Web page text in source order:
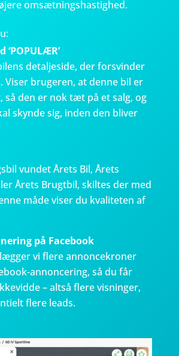
omsætningshastighed.
‘POPULÆR’
detaljeside, der forsvinder
Viser brugeren, at denne bil er
så den er nok tæt på et salg, og
skynde sig, inden den bliver
vundet Årets Bil, Årets
Årets Brugtbil, skiltes der med
måde viser du kvaliteten af
på Facebook
vi flere annoncekroner
annoncering, så du får
– altså flere visninger,
flere leads.